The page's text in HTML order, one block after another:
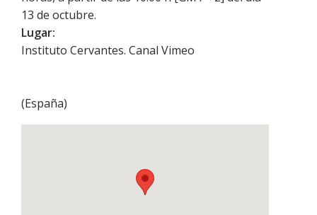
13 de octubre.
Lugar:
Instituto Cervantes. Canal Vimeo
(España)